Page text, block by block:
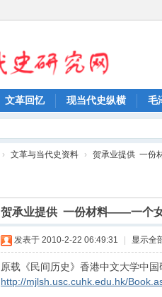
文革回忆 现当代史纵横 毛
› 文革与当代史资料 › 贺承业提供 一份
贺承业提供 一份材料――一个
发表于 2010-2-22 06:49:31 显示全
原载《民间历史》香港中文大学中
http://mjlsh.usc.cuhk.edu.hk/